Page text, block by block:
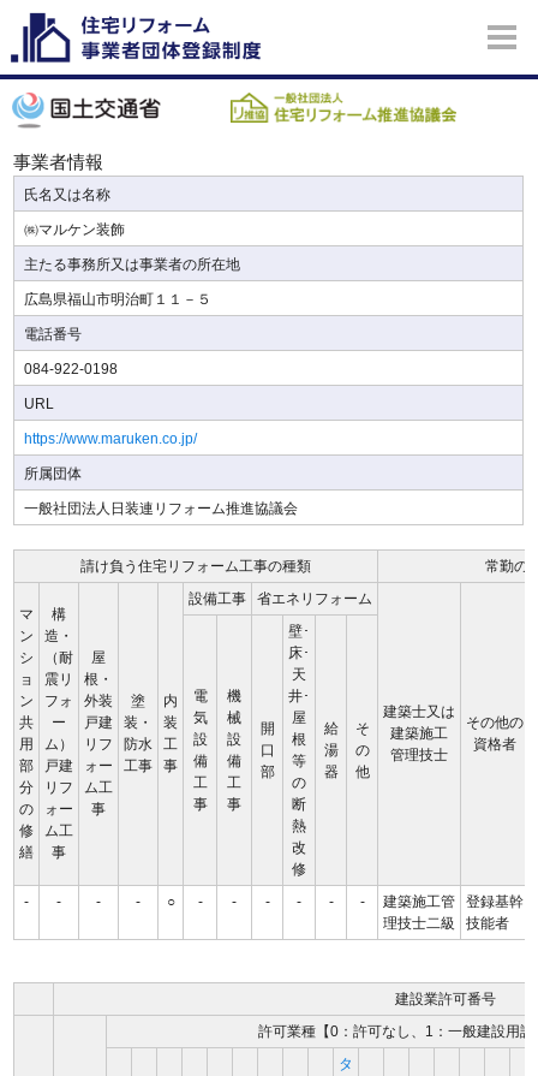
事業者情報
氏名又は名称
㈱マルケン装飾
主たる事務所又は事業者の所在地
広島県福山市明治町１１－５
電話番号
084-922-0198
URL
https://www.maruken.co.jp/
所属団体
一般社団法人日装連リフォーム推進協議会
請け負う住宅リフォーム工事の種類 常勤の
マ
ン
シ
ョ
ン
共
用
部
分
の
修
繕
構
造・
（耐
震リ
フォ
ー
ム）
戸建
リフ
ォー
ム工
事
屋
根・
外装
戸建
リフ
ォー
ム工
事
塗
装・
防水
工事
内
装
工
事
設備工事 省エネリフォーム
建築士又は
建築施工
管理技士
その他の
資格者
電
気
設
備
工
事
機
械
設
備
工
事
開
口
部
壁･
床･
天
井･
屋
根
等
の
断
熱
改
修
給
湯
器
そ
の
他
- - - - ○ - - - - - -
建築施工管
理技士二級
登録基幹
技能者
建設業許可番号
許可業種【0：許可なし、1：一般建設用
タ